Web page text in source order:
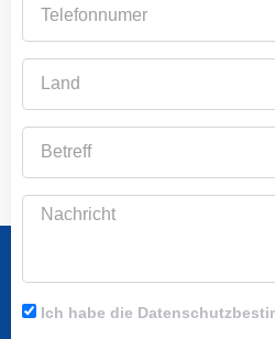
Nachricht
Ich habe die